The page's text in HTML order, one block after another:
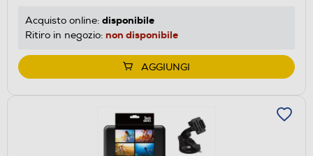
Acquisto online: disponibile
Ritiro in negozio: non disponibile
AGGIUNGI